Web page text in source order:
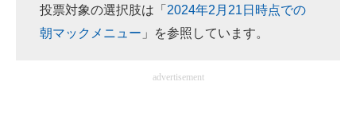
企業ITのトレンドを詳説
投票対象の選択肢は「 2024年2月21日時点での
朝マックメニュー 」を参照しています。
advertisement